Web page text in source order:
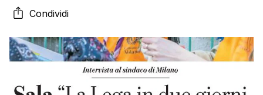
Ma Palazzo Chigi non si espone. Il sindaco di Milano sì
Condividi